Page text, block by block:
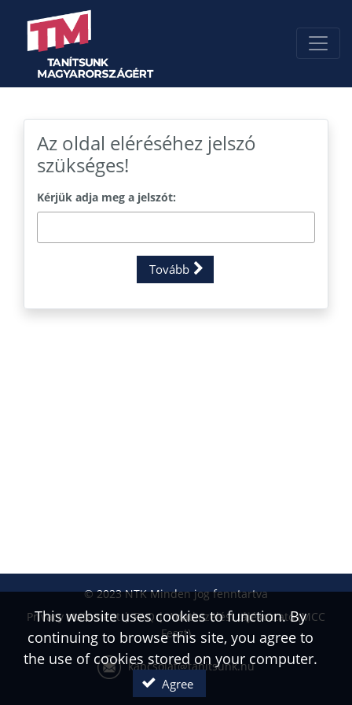
Az oldal eléréséhez jelszó
szükséges!
Kérjük adja meg a jelszót:
Tovább
© 2023 NTK Minden jog fenntartva
Privacy statement
FAQ
Adatkezelési tájékoztató (MCC
Feszt)
kapcsolat@tanitsunk.hu
This website uses cookies to function. By
continuing to browse this site, you agree to
the use of cookies stored on your computer.
Agree